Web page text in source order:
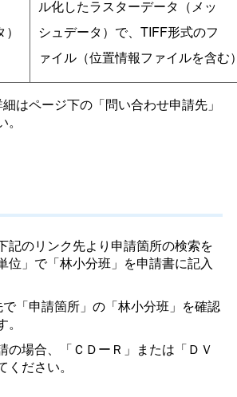
ル化したラスターデータ（メッ
シュデータ）で、TIFF形式のフ
ァイル（位置情報ファイルを含む
はページ下の「問い合わせ申請先」
記のリンク先より申請箇所の検索を
位」で「林小分班」を申請書に記入
「申請箇所」の「林小分班」を確認
の場合、「ＣＤーＲ」または「ＤＶ
ださい。